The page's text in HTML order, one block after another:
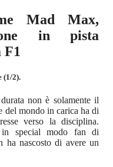
Mad Max,
in pista
F1
(1/2).
non è solamente il
del mondo in carica ha di
verso la disciplina.
in special modo fan di
ha nascosto di avere un